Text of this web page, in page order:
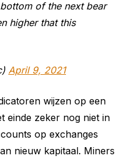
of the next bear
higher that this
April 9, 2021
wijzen op een
einde zeker nog niet in
op exchanges
nieuw kapitaal. Miners